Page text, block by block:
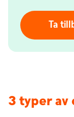
Ta
3 typer av